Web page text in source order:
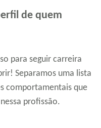
de quem
para seguir carreira
Separamos uma lista
comportamentais que
profissão.